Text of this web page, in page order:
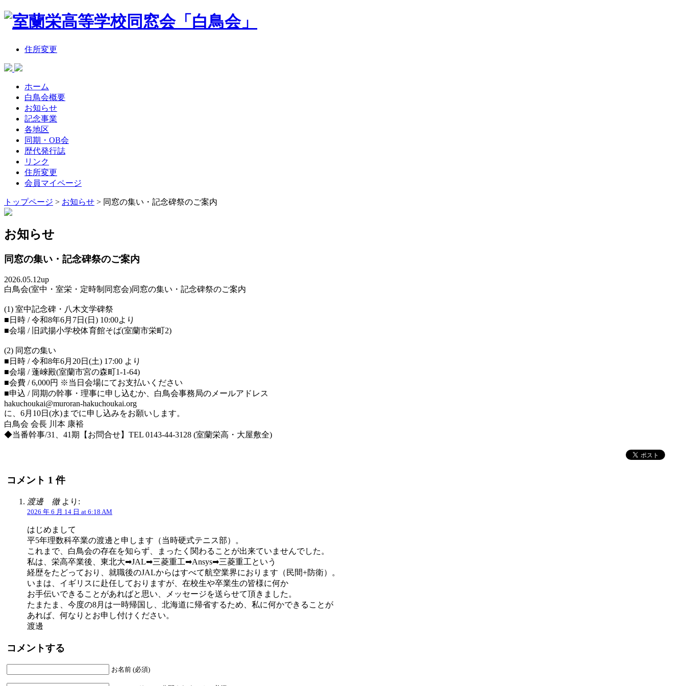
住所変更
ホーム
白鳥会概要
お知らせ
記念事業
各地区
同期・OB会
歴代発行誌
リンク
住所変更
会員マイページ
トップページ > お知らせ > 同窓の集い・記念碑祭のご案内
お知らせ
同窓の集い・記念碑祭のご案内
2026.05.12up
白鳥会(室中・室栄・定時制同窓会)同窓の集い・記念碑祭のご案内
(1) 室中記念碑・八木文学碑祭
■日時 / 令和8年6月7日(日) 10:00より
■会場 / 旧武揚小学校体育館そば(室蘭市栄町2)
(2) 同窓の集い
■日時 / 令和8年6月20日(土) 17:00 より
■会場 / 蓬崍殿(室蘭市宮の森町1-1-64)
■会費 / 6,000円 ※当日会場にてお支払いください
■申込 / 同期の幹事・理事に申し込むか、白鳥会事務局のメールアドレス
hakuchoukai@muroran-hakuchoukai.org
に、6月10日(水)までに申し込みをお願いします。
白鳥会 会長 川本 康裕
◆当番幹事/31、41期【お問合せ】TEL 0143-44-3128 (室蘭栄高・大屋敷全)
コメント 1 件
渡邊 徹より:
2026 年 6 月 14 日 at 6:18 AM
はじめまして
平5年理数科卒業の渡邊と申します（当時硬式テニス部）。
これまで、白鳥会の存在を知らず、まったく関わることが出来ていませんでした。
私は、栄高卒業後、東北大➡JAL➡三菱重工➡Ansys➡三菱重工という
経歴をたどっており、就職後のJALからはすべて航空業界におります（民間+防衛）。
いまは、イギリスに赴任しておりますが、在校生や卒業生の皆様に何か
お手伝いできることがあればと思い、メッセージを送らせて頂きました。
たまたま、今度の8月は一時帰国し、北海道に帰省するため、私に何かできることが
あれば、何なりとお申し付けください。
渡邊
コメントする
お名前 (必須)